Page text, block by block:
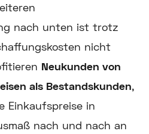
nach unten ist trotz
nicht
Neukunden von
als Bestandskunden,
Einkaufspreise in
nach und nach an